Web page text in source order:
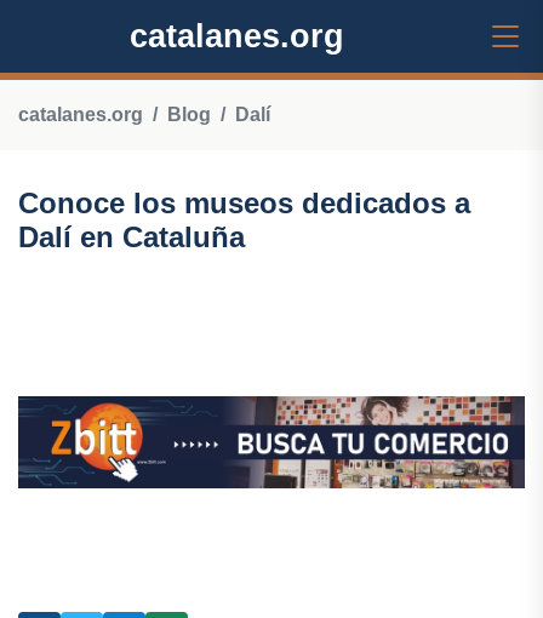
catalanes.org
catalanes.org Blog Dalí
Conoce los museos dedicados a
Dalí en Cataluña